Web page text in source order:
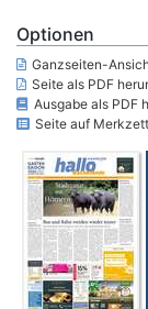
Optionen
Ganzseiten-
Seite als PDF
Ausgabe als PDF
Seite auf